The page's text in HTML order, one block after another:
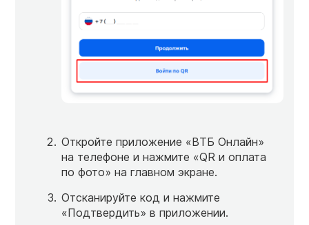
Откройте приложение «ВТБ Онлайн»
на телефоне и нажмите «QR и оплата
по фото» на главном экране.
Отсканируйте код и нажмите
«Подтвердить» в приложении.